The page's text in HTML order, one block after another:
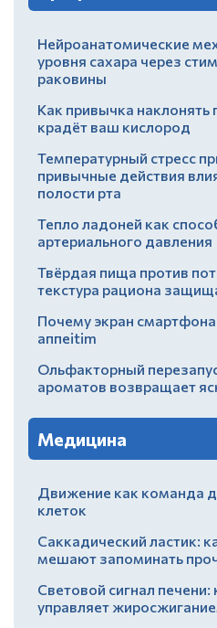
Нейроанатомические
уровня сахара через
раковины
Как привычка наклонять
крадёт ваш кислород
Температурный стресс
привычные действия
полости рта
Тепло ладоней как
артериального давления
Твёрдая пища против
текстура рациона
Почему экран
аппеitim
Ольфакторный
ароматов возвращает
Медицина
Движение как команда
клеток
Саккадический ластик:
мешают запоминать
Световой сигнал печени:
управляет